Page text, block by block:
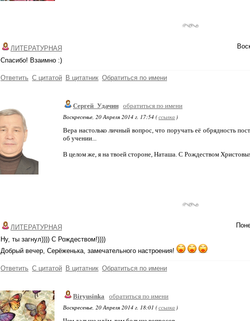
ЛИТЕРАТУРНАЯ
Спасибо! Взаимно :)
Ответить С цитатой В цитатник Обратиться по имени
Сергей_Удачин обратиться по имени
Воскресенье, 20 Апреля 2014 г. 17:54 (ссылка )
Вера настолько личный вопрос, что поручать её обрядность
об учении...
В целом же, я на твоей стороне, Наташа. С Рождеством
ЛИТЕРАТУРНАЯ
Ну, ты загнул)))) С Рождеством!))))
Добрый вечер, Серёженька, замечательного настроения!
Ответить С цитатой В цитатник Обратиться по имени
Biryusinka
обратиться по имени
Воскресенье, 20 Апреля 2014 г. 18:01 (ссылка )